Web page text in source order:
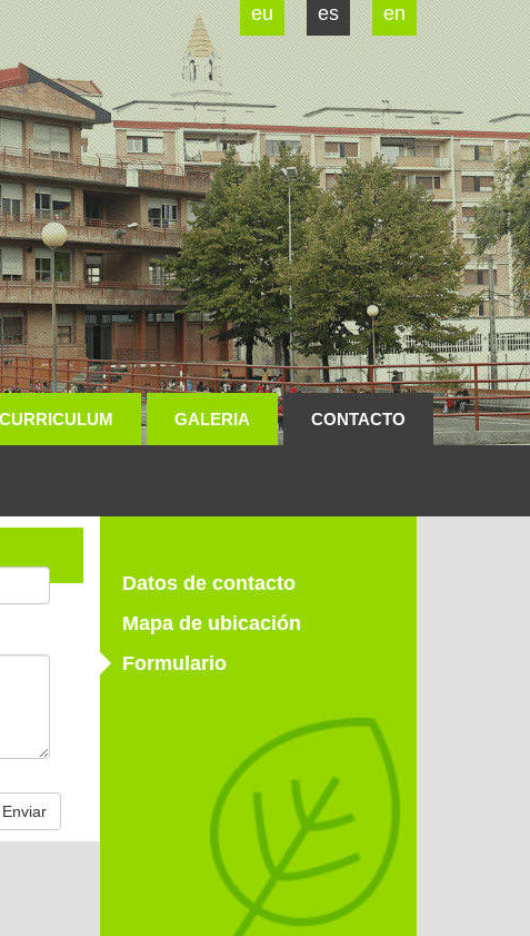
eu es en
CURRICULUM GALERIA CONTACTO
Datos de contacto
Mapa de ubicación
Formulario